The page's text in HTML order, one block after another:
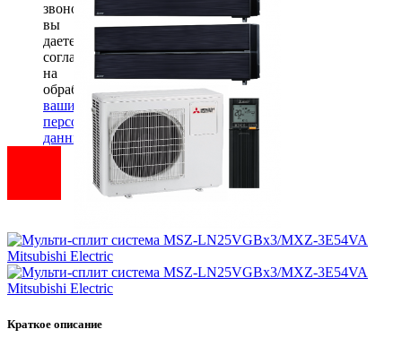
звонок»
вы
даете
согласие
на
обработку
ваших
персональных
данных
Краткое описание